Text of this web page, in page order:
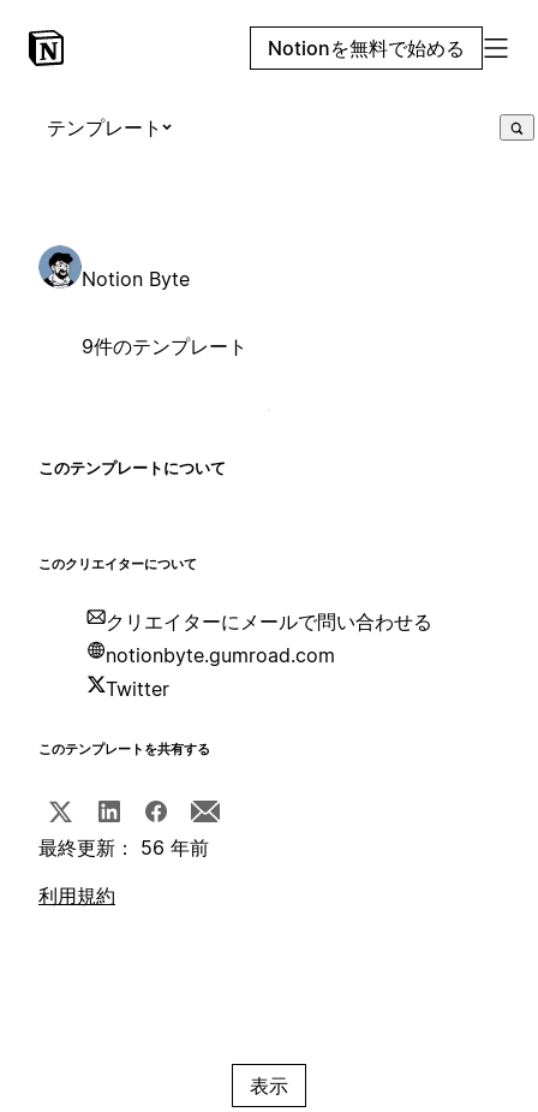
Notionを無料で始める
テンプレート
Notion Byte
9件のテンプレート
このテンプレートについて
このクリエイターについて
クリエイターにメールで問い合わせる
notionbyte.gumroad.com
Twitter
このテンプレートを共有する
最終更新： 56 年前
利用規約
表示